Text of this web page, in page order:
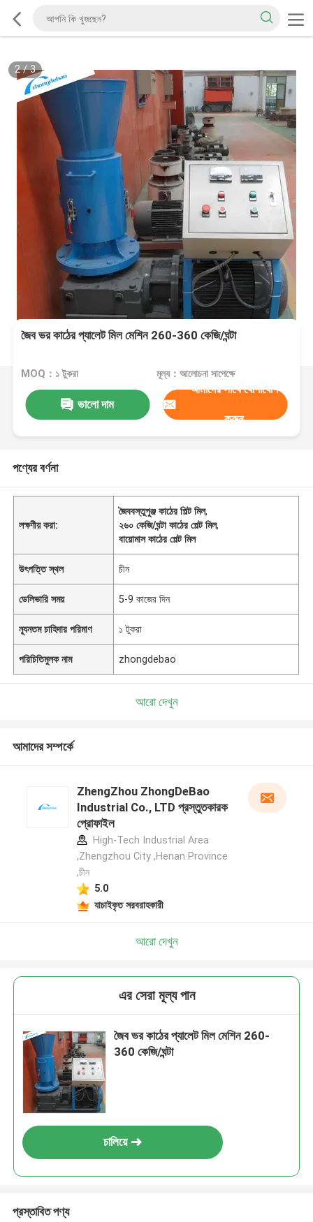
2/3
জৈব ভর কাঠের প্যালেট মিল মেশিন 260-360 কেজি/ঘন্টা
MOQ：১ টুকরা মূল্য：আলোচনা সাপেক্ষে
ভালো দাম
আমাদের সাথে যোগাযোগ
করুন
পণ্যের বর্ণনা
লক্ষণীয় করা:
জৈববস্তুপুঞ্জ কাঠের পিল্ট মিল,
২৬০ কেজি/ঘন্টা কাঠের পেল্ট মিল,
বায়োমাস কাঠের পেল্ট মিল
উৎপত্তি স্থল চীন
ডেলিভারি সময় 5-9 কাজের দিন
ন্যূনতম চাহিদার পরিমাণ ১ টুকরা
পরিচিতিমুলক নাম zhongdebao
আরো দেখুন
আমাদের সম্পর্কে
ZhengZhou ZhongDeBao
Industrial Co., LTD প্রস্তুতকারক
প্রোফাইল
High-Tech Industrial Area
,Zhengzhou City ,Henan Province
,চীন
5.0
যাচাইকৃত সরবরাহকারী
আরো দেখুন
এর সেরা মূল্য পান
জৈব ভর কাঠের প্যালেট মিল মেশিন 260-
360 কেজি/ঘন্টা
চালিয়ে
প্রস্তাবিত পণ্য